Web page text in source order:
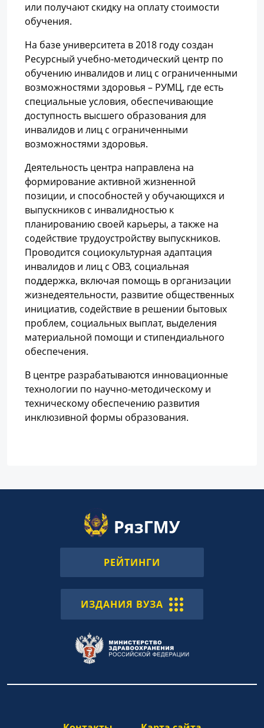
или получают скидку на оплату стоимости
обучения.
На базе университета в 2018 году создан
Ресурсный учебно-методический центр по
обучению инвалидов и лиц с ограниченными
возможностями здоровья – РУМЦ, где есть
специальные условия, обеспечивающие
доступность высшего образования для
инвалидов и лиц с ограниченными
возможностями здоровья.
Деятельность центра направлена на
формирование активной жизненной
позиции, и способностей у обучающихся и
выпускников с инвалидностью к
планированию своей карьеры, а также на
содействие трудоустройству выпускников.
Проводится социокультурная адаптация
инвалидов и лиц с ОВЗ, социальная
поддержка, включая помощь в организации
жизнедеятельности, развитие общественных
инициатив, содействие в решении бытовых
проблем, социальных выплат, выделения
материальной помощи и стипендиального
обеспечения.
В центре разрабатываются инновационные
технологии по научно-методическому и
техническому обеспечению развития
инклюзивной формы образования.
РЕЙТИНГИ
ИЗДАНИЯ ВУЗА